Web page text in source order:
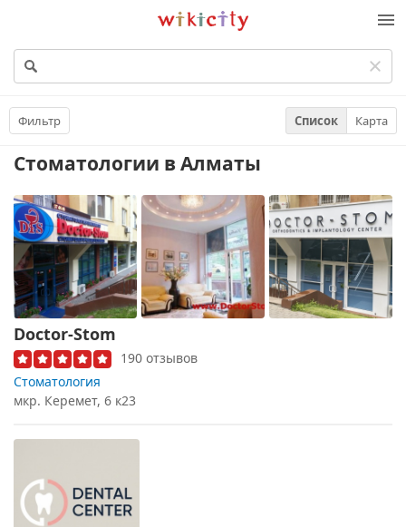
Викисити
Фильтр Список Карта
Стоматологии в Алматы
Doctor-Stom
190 отзывов
Стоматология
мкр. Керемет, 6 к23